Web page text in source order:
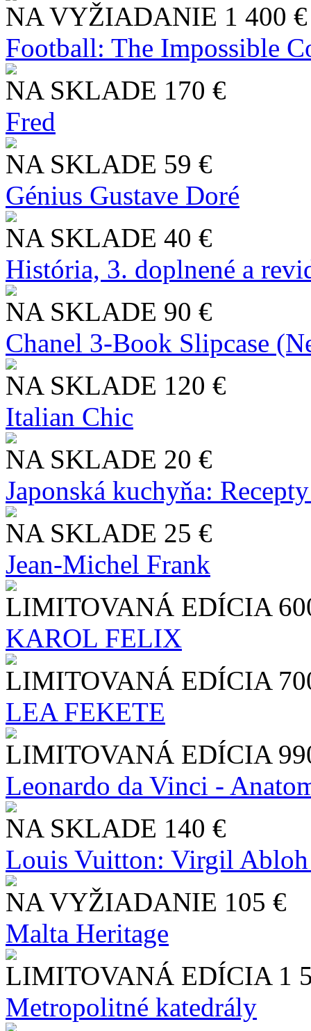
NA VYŽIADANIE 1 400 €
Football: The Impossible
NA SKLADE 170 €
Fred
NA SKLADE 59 €
Génius Gustave Doré
NA SKLADE 40 €
História, 3. doplnené a
NA SKLADE 90 €
Chanel 3-Book Slipcase
NA SKLADE 120 €
Italian Chic
NA SKLADE 20 €
Japonská kuchyňa:
NA SKLADE 25 €
Jean-Michel Frank
LIMITOVANÁ EDÍCIA
KAROL FELIX
LIMITOVANÁ EDÍCIA
LEA FEKETE
LIMITOVANÁ EDÍCIA
Leonardo da Vinci -
NA SKLADE 140 €
Louis Vuitton: Virgil
NA VYŽIADANIE 105 €
Malta Heritage
LIMITOVANÁ EDÍCIA 1
Metropolitné katedrály